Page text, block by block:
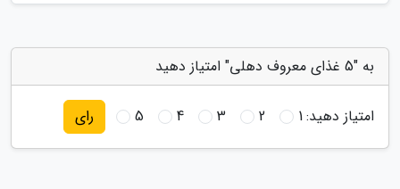
به "5 غذای معروف دهلی" امتیاز دهید
امتیاز دهید:1
2
3
4
5 رای